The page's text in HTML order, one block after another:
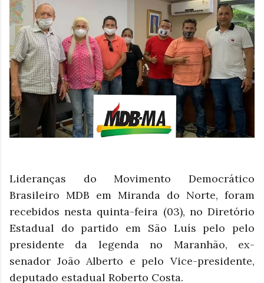
Lideranças do Movimento Democrático
Brasileiro MDB em Miranda do Norte, foram
recebidos nesta quinta-feira (03), no Diretório
Estadual do partido em São Luís pelo pelo
presidente da legenda no Maranhão, ex-
senador João Alberto e pelo Vice-presidente,
deputado estadual Roberto Costa.